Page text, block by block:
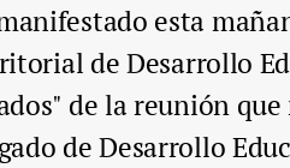
esta
de Desarrollo
de la reunión
de Desarrollo